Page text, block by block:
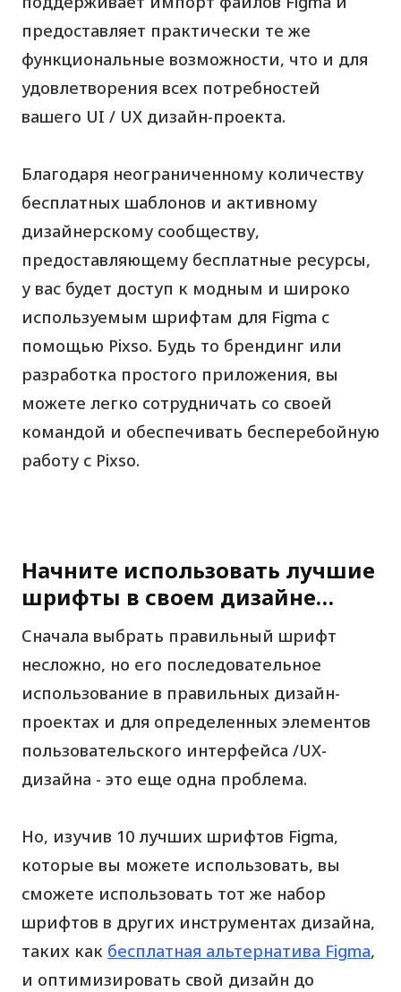
предоставляет практически те же
функциональные возможности, что и для
удовлетворения всех потребностей
вашего UI / UX дизайн-проекта.
Благодаря неограниченному количеству
бесплатных шаблонов и активному
дизайнерскому сообществу,
предоставляющему бесплатные ресурсы,
у вас будет доступ к модным и широко
используемым шрифтам для Figma с
помощью Pixso. Будь то брендинг или
разработка простого приложения, вы
можете легко сотрудничать со своей
командой и обеспечивать бесперебойную
работу с Pixso.
Начните использовать лучшие
шрифты в своем дизайне…
Сначала выбрать правильный шрифт
несложно, но его последовательное
использование в правильных дизайн-
проектах и для определенных элементов
пользовательского интерфейса /UX-
дизайна - это еще одна проблема.
Но, изучив 10 лучших шрифтов Figma,
которые вы можете использовать, вы
сможете использовать тот же набор
шрифтов в других инструментах дизайна,
таких как бесплатная альтернатива Figma,
и оптимизировать свой дизайн до